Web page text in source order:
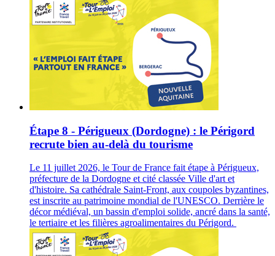
Étape 8 - Périgueux (Dordogne) : le Périgord
recrute bien au-delà du tourisme
Le 11 juillet 2026, le Tour de France fait étape à Périgueux,
préfecture de la Dordogne et cité classée Ville d'art et
d'histoire. Sa cathédrale Saint-Front, aux coupoles byzantines,
est inscrite au patrimoine mondial de l'UNESCO. Derrière le
décor médiéval, un bassin d'emploi solide, ancré dans la santé,
le tertiaire et les filières agroalimentaires du Périgord.